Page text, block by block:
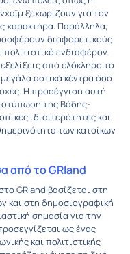
ξεχωρίζουν για τον
χαρακτήρα. Παράλληλα,
διαφορετικούς
ενδιαφέρον.
από ολόκληρο το
αστικά κέντρα όσο
Η προσέγγιση αυτή
της Βάδης-
ιδιαιτερότητες και
των κατοίκων
από το GRland
GRland βασίζεται στη
και στη δημοσιογραφική
σημασία για την
ως ένας
και πολιτιστικής